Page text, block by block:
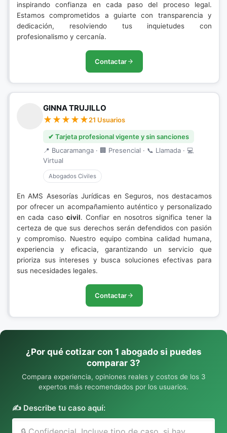
inspirando confianza en cada paso del proceso legal.
Estamos comprometidos a guiarte con transparencia y
dedicación, resolviendo tus inquietudes con
profesionalismo y cercanía.
Contactar
GINNA TRUJILLO
21 Usuarios
✔ Tarjeta profesional vigente y sin sanciones
📍 Bucaramanga · 🏢 Presencial · 📞 Llamada · 💻
Virtual
Abogados Civiles
En AMS Asesorías Jurídicas en Seguros, nos destacamos
por ofrecer un acompañamiento auténtico y personalizado
en cada caso civil. Confiar en nosotros significa tener la
certeza de que sus derechos serán defendidos con pasión
y compromiso. Nuestro equipo combina calidad humana,
experiencia y eficacia, garantizando un servicio que
prioriza sus intereses y busca soluciones efectivas para
sus necesidades legales.
Contactar
¿Por qué cotizar con 1 abogado si puedes
comparar 3?
Compara experiencia, opiniones reales y costos de los 3
expertos más recomendados por los usuarios.
✍️ Describe tu caso aquí: